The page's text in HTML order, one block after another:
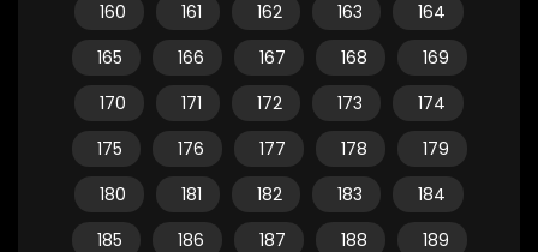
160
161 162 163
164
165
166 167 168
169
170
171 172 173
174
175
176 177 178
179
180
181 182 183
184
185
186 187 188
189